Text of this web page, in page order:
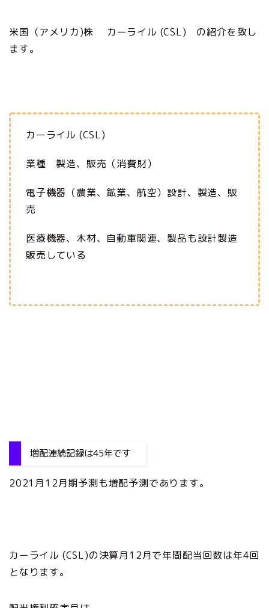
米国（アメリカ)株 カーライル (CSL) の紹介を致し
ます。
カーライル (CSL)
業種 製造、販売（消費財）
電子機器（農業、鉱業、航空）設計、製造、販
売
医療機器、木材、自動車関連、製品も設計製造
販売している
増配連続記録は45年です
2021月12月期予測も増配予測であります。
カーライル (CSL)の決算月12月で年間配当回数は年4回
となります。